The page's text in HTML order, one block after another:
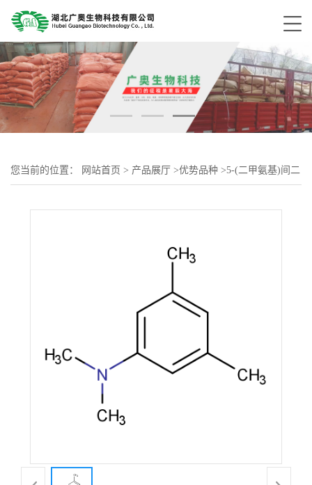
您当前的位置： 网站首页 > 产品展厅 >优势品种 >5-(二甲氨基)间二